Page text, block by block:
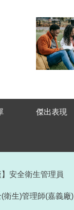
傑出表現
安全衛生管理員
衛生)管理師(嘉義廠)